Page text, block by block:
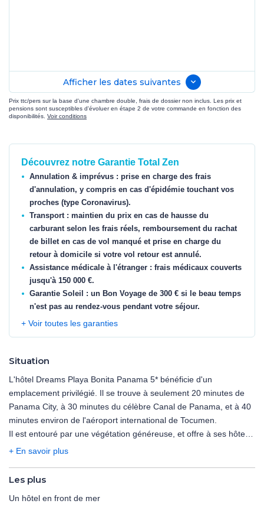
Afficher les dates suivantes
Prix ttc/pers sur la base d'une chambre double, frais de dossier non inclus. Les prix et
pensions sont susceptibles d'évoluer en étape 2 de votre commande en fonction des
disponibilités. Voir conditions
Découvrez notre Garantie Total Zen
Annulation & imprévus : prise en charge des frais
d'annulation, y compris en cas d'épidémie touchant vos
proches (type Coronavirus).
Transport : maintien du prix en cas de hausse du
carburant selon les frais réels, remboursement du rachat
de billet en cas de vol manqué et prise en charge du
retour à domicile si votre vol retour est annulé.
Assistance médicale à l'étranger : frais médicaux couverts
jusqu'à 150 000 €.
Garantie Soleil : un Bon Voyage de 300 € si le beau temps
n'est pas au rendez-vous pendant votre séjour.
+ Voir toutes les garanties
Situation
L'hôtel Dreams Playa Bonita Panama 5* bénéficie d'un
emplacement privilégié. Il se trouve à seulement 20 minutes de
Panama City, à 30 minutes du célèbre Canal de Panama, et à 40
minutes environ de l'aéroport international de Tocumen.
Il est entouré par une végétation généreuse, et offre à ses hôtes
un cadre idyllique et un véritable havre de paix.
espace est néanmoins prévu à cet effet à l'entrée de
+ En savoir plus
Les plus
Un hôtel en front de mer